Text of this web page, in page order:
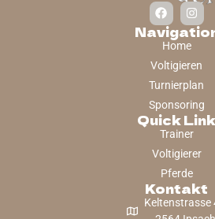
Home
Voltigieren
Turnierplan
Sponsoring
Quick Link
Trainer
Voltigierer
Pferde
Kontakt
Keltenstrasse